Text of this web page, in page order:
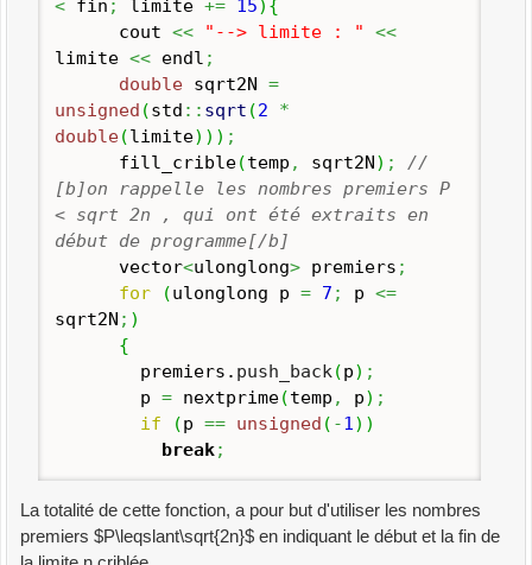
< fin ; limite+= 15) {
cout<< "--> limite : "
<<
limite<< endl ;
double sqrt2N=
unsigned (std :: sqrt (2
*
double(limite) ) ) ;
fill_crible(temp , sqrt2N) ;
//
[b]on rappelle les nombres premiers P
< sqrt 2n , qui ont été extraits en
début de programme[/b]
vector<ulonglong> premiers ;
for
(ulonglong p= 7 ; p<=
sqrt2N ; )
{
premiers. push_back (p) ;
p= nextprime(temp , p) ;
if
(p== unsigned ( -1 ) )
break;
La totalité de cette fonction, a pour but d'utiliser les nombres
premiers $P\leqslant\sqrt{2n}$ en indiquant le début et la fin de